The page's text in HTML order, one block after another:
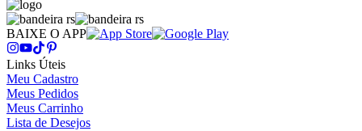
BAIXE O APP
Links Úteis
Meu Cadastro
Meus Pedidos
Meus Carrinho
Lista de Desejos